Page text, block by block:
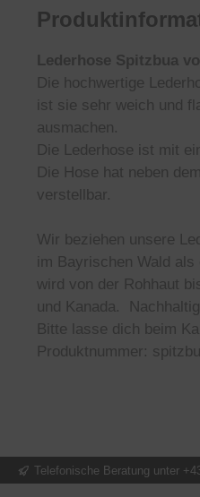
Lederhose Spitzbua
Die hochwertige
ist sie sehr weich und
ausmachen.
Die Lederhose ist mit
Die Hose hat neben
verstellbar.
Wir beziehen unsere
im Bayrischen Wald
wird von der Rohhaut
und Kanada.
Bitte lasse dich beim
Produktnummer:
Telefonische Beratung unter